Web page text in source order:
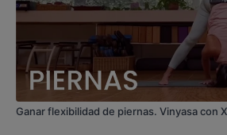
Ganar flexibilidad de piernas. Vinyasa con